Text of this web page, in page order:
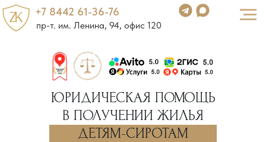
+7 8442 61-36-76
пр-т. им. Ленина, 94, офис 120
ЮРИДИЧЕСКАЯ ПОМОЩЬ
В ПОЛУЧЕНИИ ЖИЛЬЯ
ДЕТЯМ-СИРОТАМ